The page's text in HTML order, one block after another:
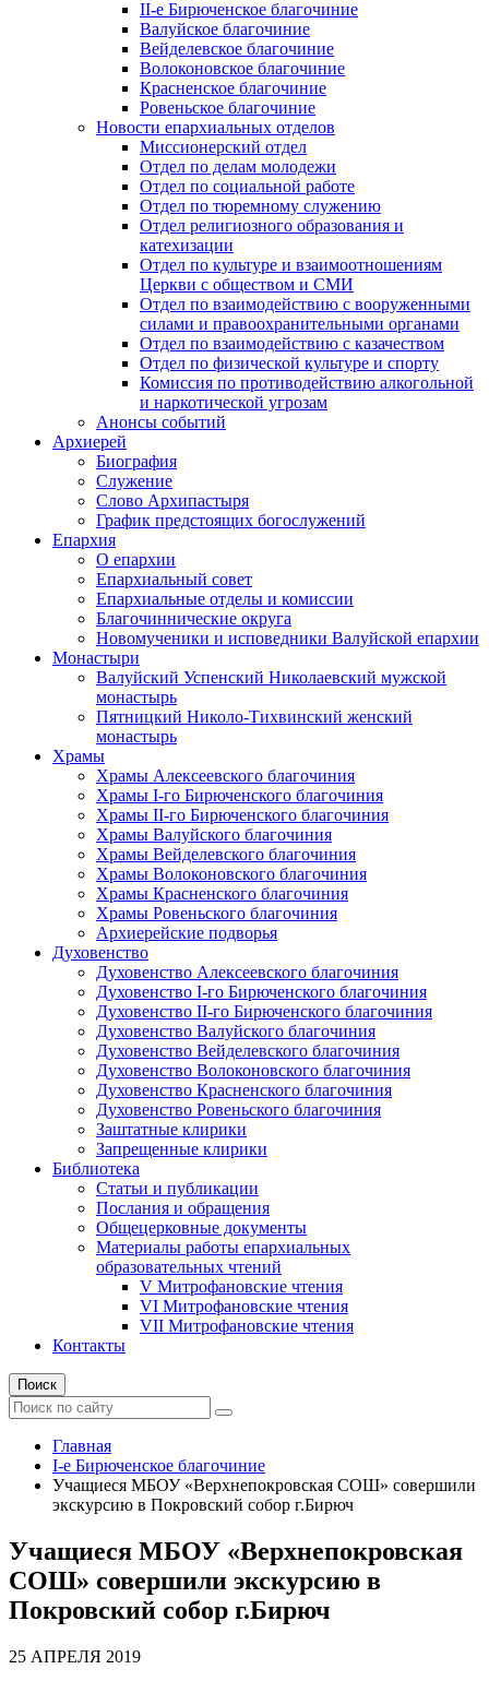
II-е Бирюченское благочиние
Валуйское благочиние
Вейделевское благочиние
Волоконовское благочиние
Красненское благочиние
Ровеньское благочиние
Новости епархиальных отделов
Миссионерский отдел
Отдел по делам молодежи
Отдел по социальной работе
Отдел по тюремному служению
Отдел религиозного образования и
катехизации
Отдел по культуре и взаимоотношениям
Церкви с обществом и СМИ
Отдел по взаимодействию с вооруженными
силами и правоохранительными органами
Отдел по взаимодействию с казачеством
Отдел по физической культуре и спорту
Комиссия по противодействию алкогольной
и наркотической угрозам
Анонсы событий
Архиерей
Биография
Служение
Слово Архипастыря
График предстоящих богослужений
Епархия
О епархии
Епархиальный совет
Епархиальные отделы и комиссии
Благочиннические округа
Новомученики и исповедники Валуйской епархии
Монастыри
Валуйский Успенский Николаевский мужской
монастырь
Пятницкий Николо-Тихвинский женский
монастырь
Храмы
Храмы Алексеевского благочиния
Храмы I-го Бирюченского благочиния
Храмы II-го Бирюченского благочиния
Храмы Валуйского благочиния
Храмы Вейделевского благочиния
Храмы Волоконовского благочиния
Храмы Красненского благочиния
Храмы Ровеньского благочиния
Архиерейские подворья
Духовенство
Духовенство Алексеевского благочиния
Духовенство I-го Бирюченского благочиния
Духовенство II-го Бирюченского благочиния
Духовенство Валуйского благочиния
Духовенство Вейделевского благочиния
Духовенство Волоконовского благочиния
Духовенство Красненского благочиния
Духовенство Ровеньского благочиния
Заштатные клирики
Запрещенные клирики
Библиотека
Статьи и публикации
Послания и обращения
Общецерковные документы
Материалы работы епархиальных
образовательных чтений
V Митрофановские чтения
VI Митрофановские чтения
VII Митрофановские чтения
Контакты
Поиск
Главная
I-е Бирюченское благочиние
Учащиеся МБОУ «Верхнепокровская СОШ» совершили
экскурсию в Покровский собор г.Бирюч
Учащиеся МБОУ «Верхнепокровская
СОШ» совершили экскурсию в
Покровский собор г.Бирюч
25 АПРЕЛЯ 2019